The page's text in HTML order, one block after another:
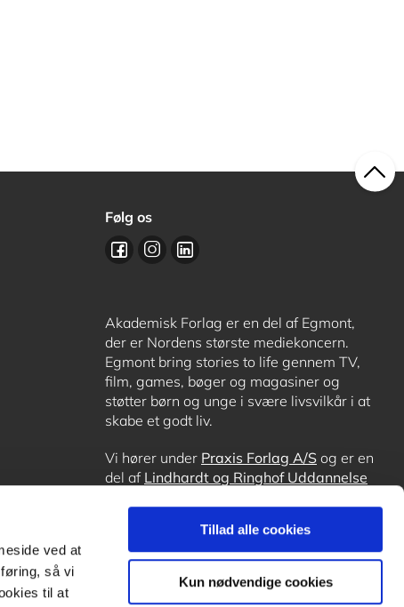
ved at
så vi
til at
Tillad alle cookies
Kun nødvendige cookies
Følg os
Akademisk Forlag er en del af Egmont,
der er Nordens største mediekoncern.
Egmont bring stories to life gennem TV,
film, games, bøger og magasiner og
støtter børn og unge i svære livsvilkår i at
skabe et godt liv.
Vi hører under Praxis Forlag A/S og er en
del af Lindhardt og Ringhof Uddannelse
OrdblindetræningogForstå.dk.